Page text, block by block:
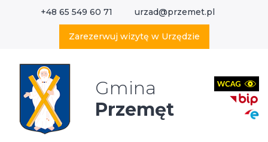
+48 65 549 60 71 urzad@przemet.pl
Zarezerwuj wizytę w Urzędzie
Gmina
Przemęt
Wyszukaj w serwisie